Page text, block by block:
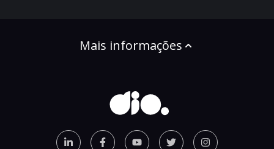
Mais informações